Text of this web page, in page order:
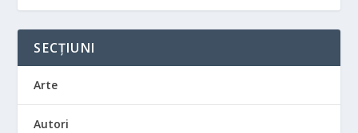
SECȚIUNI
Arte
Autori